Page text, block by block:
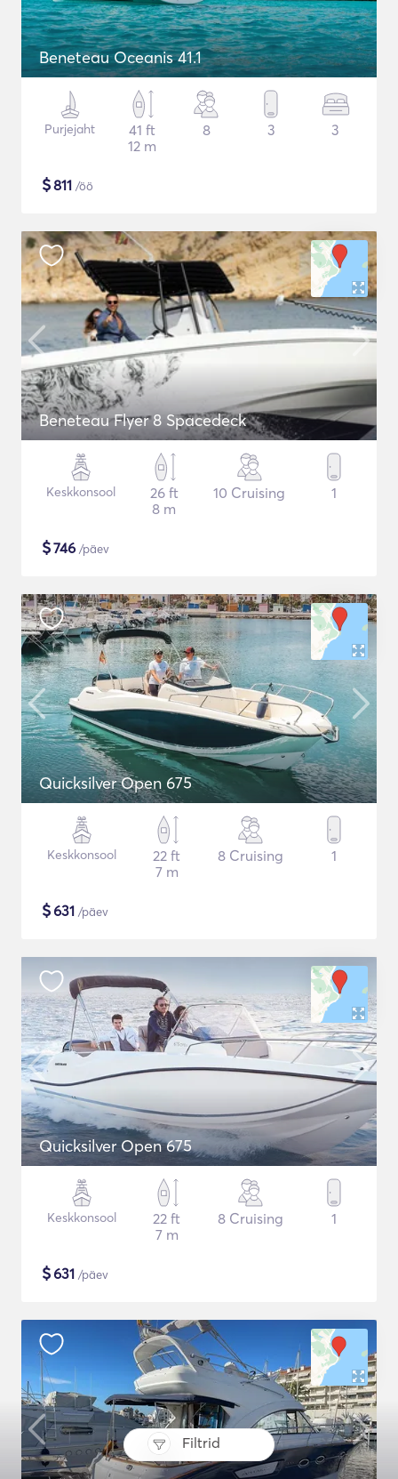
Filtrid
Beneteau Oceanis 41.1
Purjejaht
41 ft
12 m
8 3 3
$811 /öö
Beneteau Flyer 8 Spacedeck
Keskkonsool
26 ft
8 m
10 Cruising 1
$746 /päev
Quicksilver Open 675
Keskkonsool
22 ft
7 m
8 Cruising 1
$631 /päev
Quicksilver Open 675
Keskkonsool
22 ft
7 m
8 Cruising 1
$631 /päev